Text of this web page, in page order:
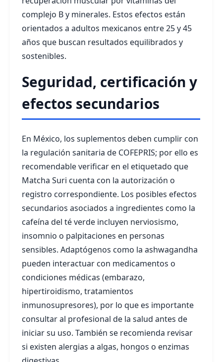
complejo B y minerales. Estos efectos están
orientados a adultos mexicanos entre 25 y 45
años que buscan resultados equilibrados y
sostenibles.
Seguridad, certificación y
efectos secundarios
En México, los suplementos deben cumplir con
la regulación sanitaria de COFEPRIS; por ello es
recomendable verificar en el etiquetado que
Matcha Suri cuenta con la autorización o
registro correspondiente. Los posibles efectos
secundarios asociados a ingredientes como la
cafeína del té verde incluyen nerviosismo,
insomnio o palpitaciones en personas
sensibles. Adaptógenos como la ashwagandha
pueden interactuar con medicamentos o
condiciones médicas (embarazo,
hipertiroidismo, tratamientos
inmunosupresores), por lo que es importante
consultar al profesional de la salud antes de
iniciar su uso. También se recomienda revisar
si existen alergias a algas, hongos o enzimas